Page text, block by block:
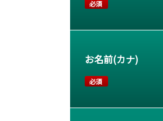
必須
お名前(カナ)
必須